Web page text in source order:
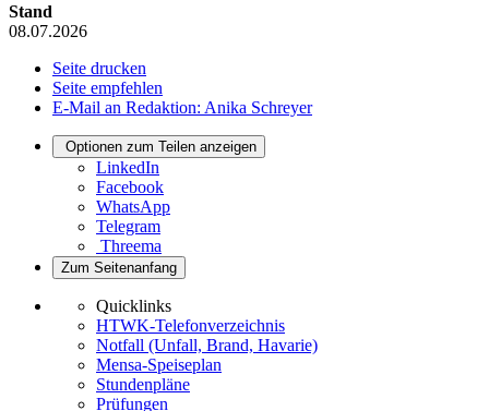
Stand
08.07.2026
Seite drucken
Seite empfehlen
E-Mail an Redaktion: Anika Schreyer
Optionen zum Teilen anzeigen
LinkedIn
Facebook
WhatsApp
Telegram
Threema
Zum Seitenanfang
Quicklinks
HTWK-Telefonverzeichnis
Notfall (Unfall, Brand, Havarie)
Mensa-Speiseplan
Stundenpläne
Prüfungen